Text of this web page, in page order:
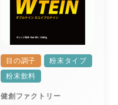
目の調子
粉末タイプ
粉末飲料
健創ファクトリー